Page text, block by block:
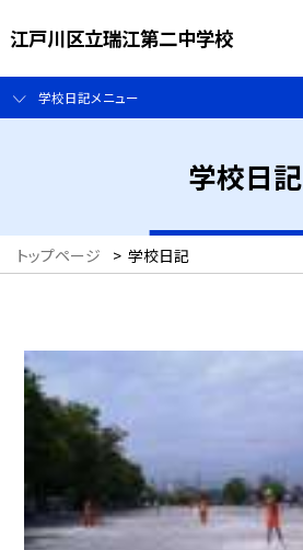
江戸川区立瑞江第二中学校
学校日記メニュー
学校日記
トップページ > 学校日記